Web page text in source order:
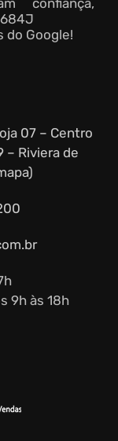
confiança,
do Google!
07 – Centro
– Riviera de
9h às 18h